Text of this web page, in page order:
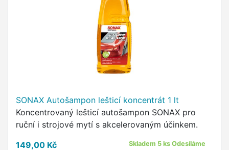
SONAX Autošampon lešticí koncentrát 1 lt
Koncentrovaný lešticí autošampon SONAX pro
ruční i strojové mytí s akcelerovaným účinkem.
149,00 Kč
Skladem 5 ks Odesíláme